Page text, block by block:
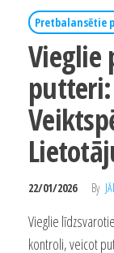
Pretbalansētie
Vieglie
22/01/2026 By
Vieglie
kontroli, veicot